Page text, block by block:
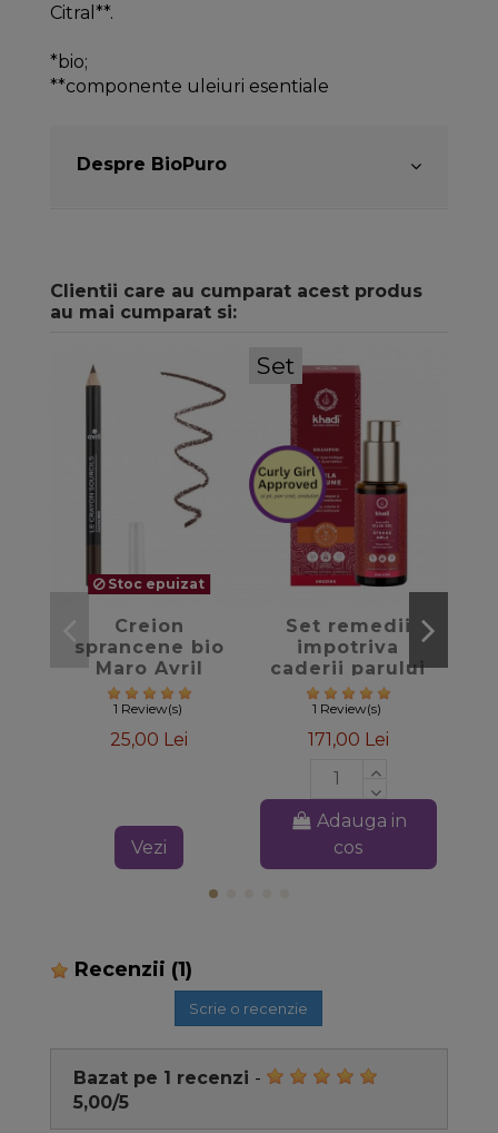
Citral**.
*bio;
**componente uleiuri esentiale
Despre BioPuro
Clientii care au cumparat acest produs
au mai cumparat si:
favorite_border
Stoc epuizat
Creion
sprancene bio
Maro Avril
1 Review(s)
25,00 Lei
Vezi
Set
favorite_border
Set remedii
impotriva
caderii parului
Khadi
1 Review(s)
171,00 Lei
Adauga in
cos
Recenzii (1)
Scrie o recenzie
Bazat pe 1 recenzi -
5,00/5